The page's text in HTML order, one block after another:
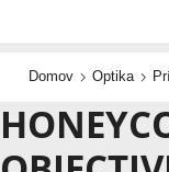
Domov Optika